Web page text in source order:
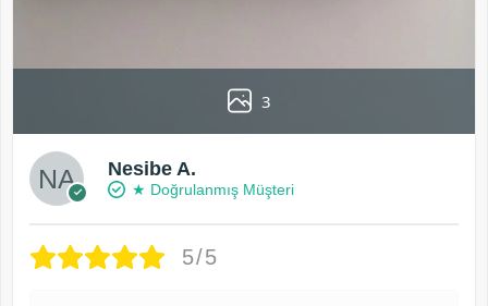
3
Nesibe A.
★ Doğrulanmış Müşteri
5/5